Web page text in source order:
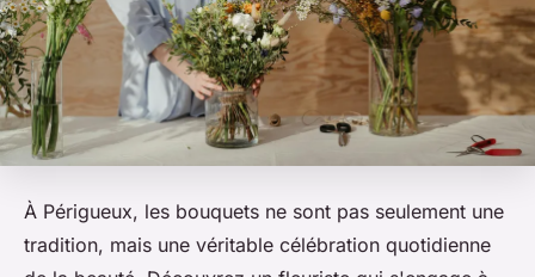
À Périgueux, les bouquets ne sont pas seulement une
tradition, mais une véritable célébration quotidienne